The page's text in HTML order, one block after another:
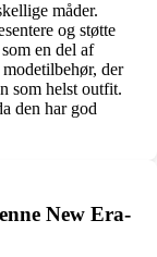
måder.
og støtte
en del af
der
som helst outfit.
den har god
New Era-